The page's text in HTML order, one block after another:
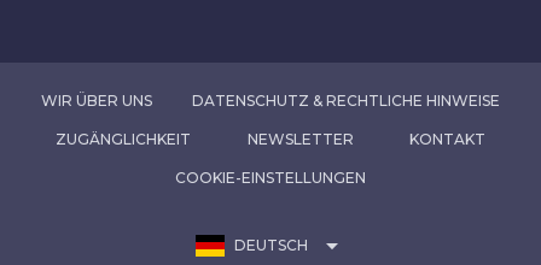
WIR ÜBER UNS DATENSCHUTZ & RECHTLICHE HINWEISE
ZUGÄNGLICHKEIT NEWSLETTER KONTAKT
COOKIE-EINSTELLUNGEN
DEUTSCH arrow_drop_down